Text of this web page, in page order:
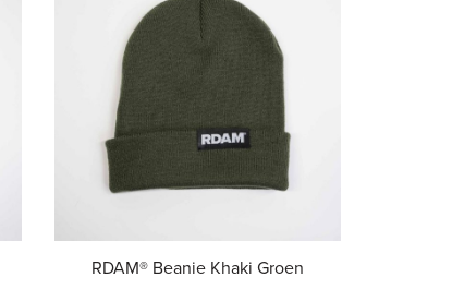
RDAM® Beanie Khaki Groen